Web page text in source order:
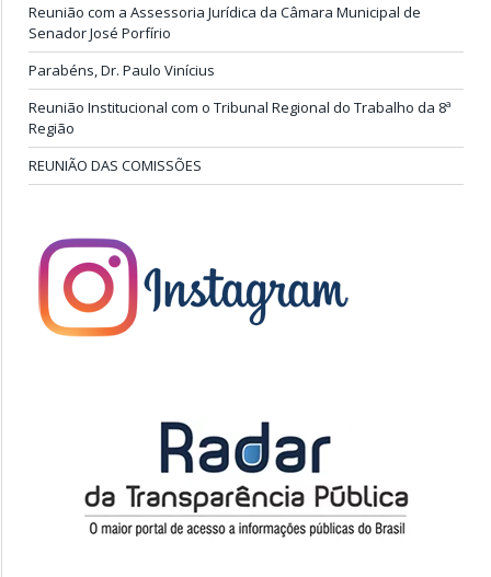
Reunião com a Assessoria Jurídica da Câmara Municipal de
Senador José Porfírio
Parabéns, Dr. Paulo Vinícius
Reunião Institucional com o Tribunal Regional do Trabalho da 8ª
Região
REUNIÃO DAS COMISSÕES